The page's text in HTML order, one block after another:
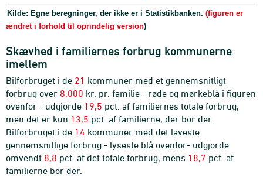
Kilde: Egne beregninger, der ikke er i Statistikbanken. (figuren er
ændret i forhold til oprindelig version)
Skævhed i familiernes forbrug kommunerne
imellem
Bilforbruget i de 21 kommuner med et gennemsnitligt
forbrug over 8.000 kr. pr. familie - røde og mørkeblå i figuren
ovenfor - udgjorde 19,5 pct. af familiernes totale forbrug,
men det er kun 13,5 pct. af familierne, der bor der.
Bilforbruget i de 14 kommuner med det laveste
gennemsnitlige forbrug - lyseste blå ovenfor- udgjorde
omvendt 8,8 pct. af det totale forbrug, mens 18,7 pct. af
familierne bor der.